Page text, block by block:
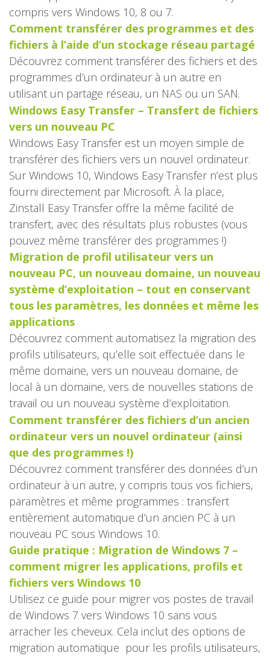
compris vers Windows 10, 8 ou 7.
Comment transférer des programmes et des
fichiers à l’aide d’un stockage réseau partagé
Découvrez comment transférer des fichiers et des
programmes d’un ordinateur à un autre en
utilisant un partage réseau, un NAS ou un SAN.
Windows Easy Transfer – Transfert de fichiers
vers un nouveau PC
Windows Easy Transfer est un moyen simple de
transférer des fichiers vers un nouvel ordinateur.
Sur Windows 10, Windows Easy Transfer n’est plus
fourni directement par Microsoft. À la place,
Zinstall Easy Transfer offre la même facilité de
transfert, avec des résultats plus robustes (vous
pouvez même transférer des programmes !)
Migration de profil utilisateur vers un
nouveau PC, un nouveau domaine, un nouveau
système d’exploitation – tout en conservant
tous les paramètres, les données et même les
applications
Découvrez comment automatisez la migration des
profils utilisateurs, qu’elle soit effectuée dans le
même domaine, vers un nouveau domaine, de
local à un domaine, vers de nouvelles stations de
travail ou un nouveau système d’exploitation.
Comment transférer des fichiers d’un ancien
ordinateur vers un nouvel ordinateur (ainsi
que des programmes !)
Découvrez comment transférer des données d’un
ordinateur à un autre, y compris tous vos fichiers,
paramètres et même programmes : transfert
entièrement automatique d’un ancien PC à un
nouveau PC sous Windows 10.
Guide pratique : Migration de Windows 7 –
comment migrer les applications, profils et
fichiers vers Windows 10
Utilisez ce guide pour migrer vos postes de travail
de Windows 7 vers Windows 10 sans vous
arracher les cheveux. Cela inclut des options de
migration automatique pour les profils utilisateurs,